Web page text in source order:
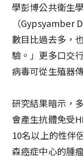
學彭博公共衛生
（Gypsyamber
數目比過去多，
驗。」更多口交
病毒可從生殖器
研究結果暗示，
會產生抗體免受
10名以上的性伴
森癌症中心的腫